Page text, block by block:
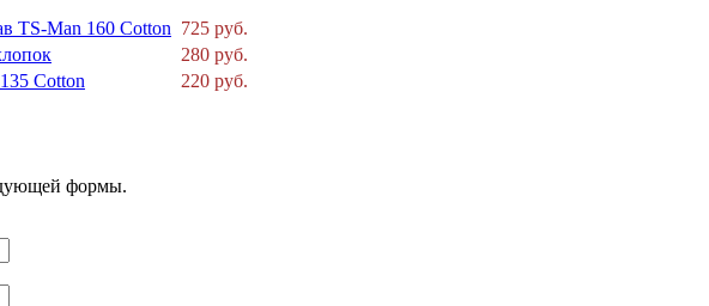
TS-Man 160 Cotton 725 руб.
280 руб.
Cotton
220 руб.
формы.